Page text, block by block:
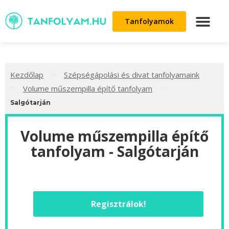
Tanfolyamok
Kezdőlap Szépségápolási és divat tanfolyamaink
Volume műszempilla építő tanfolyam
Salgótarján
Volume műszempilla építő
tanfolyam - Salgótarján
Regisztrálok!